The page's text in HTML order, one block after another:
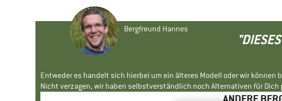
Bergfreund Hannes
Entweder es handelt sich hierbei um ein älteres Modell oder wir
Nicht verzagen, wir haben selbstverständlich noch Alternativen für Dich